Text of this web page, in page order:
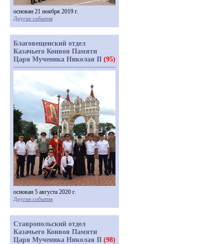
основан 21 ноября 2019 г.
Другие события
Благовещенский отдел
Казачьего Конвоя Памяти
Царя Мученика Николая II (95)
основан 5 августа 2020 г.
Другие события
Ставропольский отдел
Казачьего Конвоя Памяти
Царя Мученика Николая II (98)